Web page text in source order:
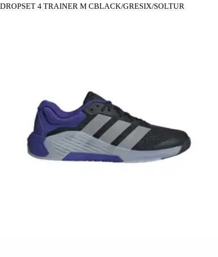
DROPSET 4 TRAINER M CBLACK/GRESIX/SOLTUR